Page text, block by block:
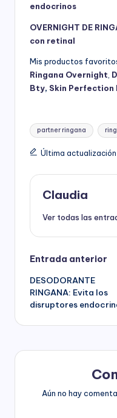
endocrinos
OVERNIGHT DE
con retinal
Mis productos
Ringana Overnight
Bty, Skin Perfection
Etiquetas:
partner ringana
Última actualización
Claudia
Ver todas las
de
entradas
Entrada anterior
DESODORANTE
RINGANA: Evita los
disruptores
Aún no hay